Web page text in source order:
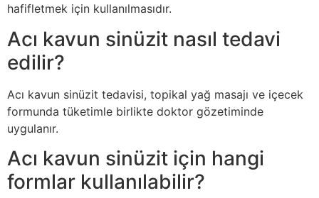
hafifletmek için kullanılmasıdır.
Acı kavun sinüzit nasıl tedavi
edilir?
Acı kavun sinüzit tedavisi, topikal yağ masajı ve içecek
formunda tüketimle birlikte doktor gözetiminde
uygulanır.
Acı kavun sinüzit için hangi
formlar kullanılabilir?